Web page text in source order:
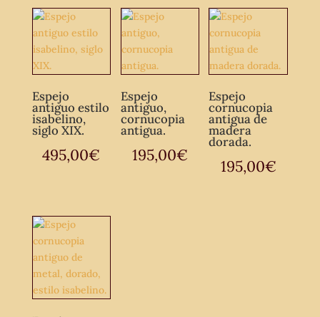
Espejo
antiguo estilo
isabelino,
siglo XIX.
495,00€
Espejo
antiguo,
cornucopia
antigua.
195,00€
Espejo
cornucopia
antigua de
madera
dorada.
195,00€